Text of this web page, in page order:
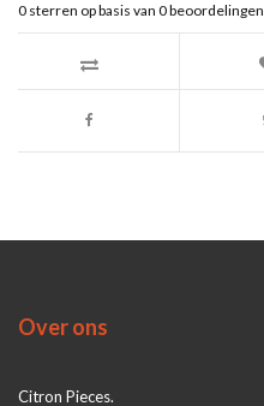
0 sterren op basis van 0beoordelingen
Over ons
Citron Pieces.